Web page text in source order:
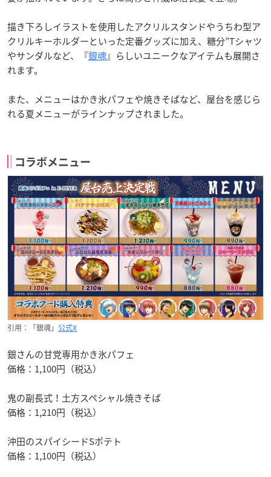
描き下ろしイラストを使用したアクリルスタンドやうちわ型ア
クリルキーホルダーといった定番グッズに加え、糖分”Tシャツ
やサンダルなど、『銀魂』らしいユニークなアイテムも展開さ
れます。
また、メニューはかき氷パフェや焼きそばなど、屋台を感じら
れる夏メニューがラインナップされました。
コラボメニュー
引用：「銀魂」 公式X
銀さんの甘党専用かき氷パフェ
価格：1,100円（税込）
鬼の副長式！土方スペシャル焼きそば
価格：1,210円（税込）
沖田のスパイシードSポテト
価格：1,100円（税込）